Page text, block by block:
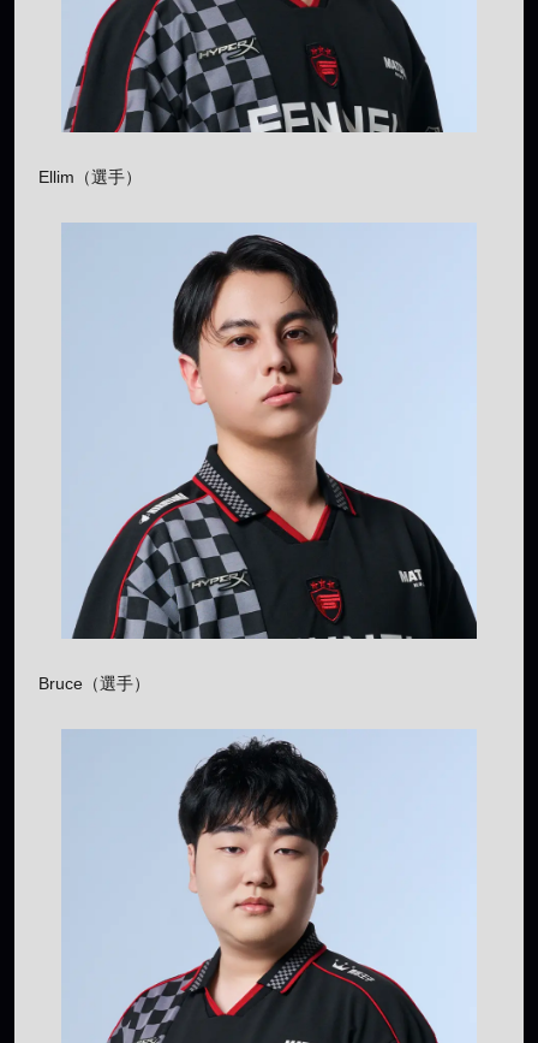
Ellim（選手）
Bruce（選手）